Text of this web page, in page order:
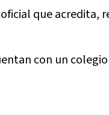
que acredita,
con un